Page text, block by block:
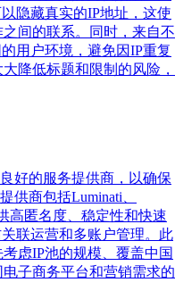
隐藏真实的IP地址，这使
间的联系。同时，来自不
用户环境，避免因IP重复
降低标题和限制的风险，
好的服务提供商，以确保
供商包括Luminati、
高匿名度、稳定性和快速
联运营和多账户管理。此
虑IP池的规模、覆盖中国
子商务平台和营销需求的